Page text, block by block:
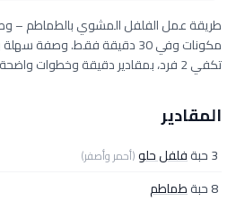
مكونات وفي 30 دقيقة فقط.
تكفي 2 فرد، بمقادير دقيقة وخطوات واضحة.
المقادير
3 حبة فلفل حلو(أحمر وأصفر)
8 حبة
طماطم